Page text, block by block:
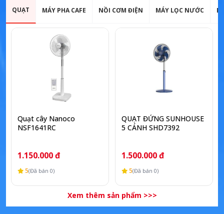
QUẠT MÁY PHA CAFE NỒI CƠM ĐIỆN MÁY LỌC NƯỚC
Quạt cây Nanoco
NSF1641RC
1.150.000 đ
5(Đã bán 0)
QUẠT ĐỨNG SUNHOUSE
5 CÁNH SHD7392
1.500.000 đ
5(Đã bán 0)
Xem thêm sản phẩm >>>